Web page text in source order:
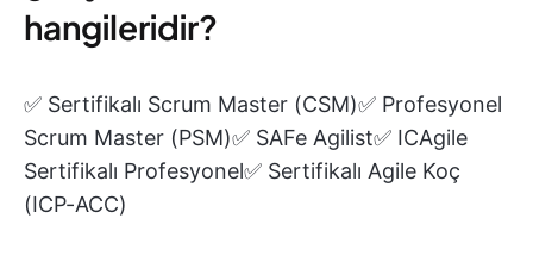
hangileridir?
✅ Sertifikalı Scrum Master (CSM)✅ Profesyonel
Scrum Master (PSM)✅ SAFe Agilist✅ ICAgile
Sertifikalı Profesyonel✅ Sertifikalı Agile Koç
(ICP-ACC)